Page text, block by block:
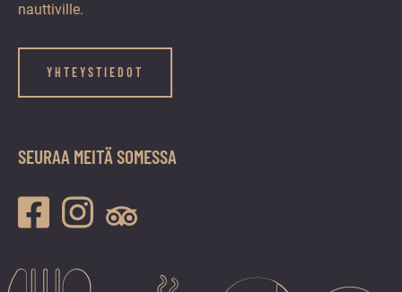
nauttiville.
YHTEYSTIEDOT
SEURAA MEITÄ SOMESSA